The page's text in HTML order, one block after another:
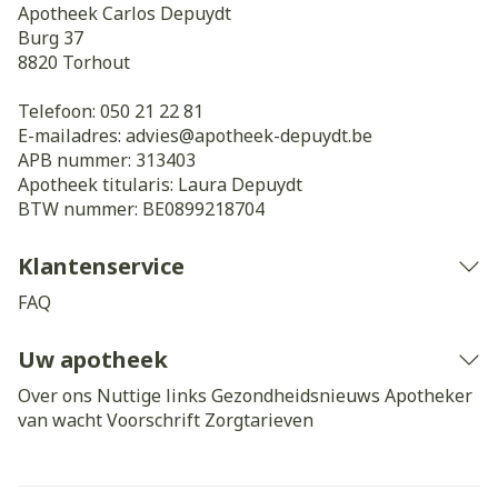
Apotheek Carlos Depuydt
Burg 37
8820 Torhout
Telefoon: 050 21 22 81
E-mailadres: advies@apotheek-depuydt.be
APB nummer: 313403
Apotheek titularis: Laura Depuydt
BTW nummer: BE0899218704
Klantenservice
FAQ
Uw apotheek
Over ons Nuttige links Gezondheidsnieuws Apotheker
van wachtVoorschrift Zorgtarieven